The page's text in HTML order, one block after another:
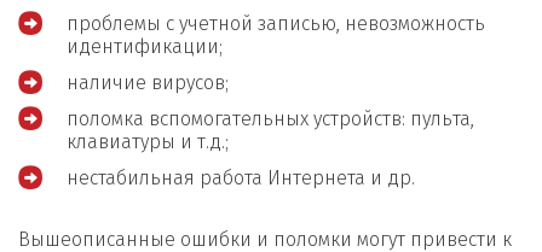
проблемы с учетной записью, невозможность
идентификации;
наличие вирусов;
поломка вспомогательных устройств: пульта,
клавиатуры и т.д.;
нестабильная работа Интернета и др.
Вышеописанные ошибки и поломки могут привести к